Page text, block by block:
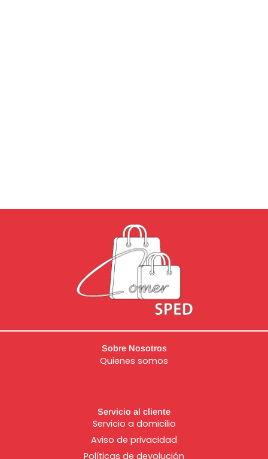
Sobre Nosotros
Quienes somos
Servicio al cliente
Servicio a domicilio
Aviso de privacidad
Políticas de devolución